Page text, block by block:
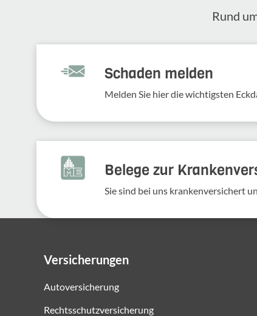
Rund
Schaden melden
Melden Sie hier die wich­tigsten
Belege zur
Sie sind bei uns krankenversichert
Versicherungen
Autoversicherung
Rechtsschutzversicherung